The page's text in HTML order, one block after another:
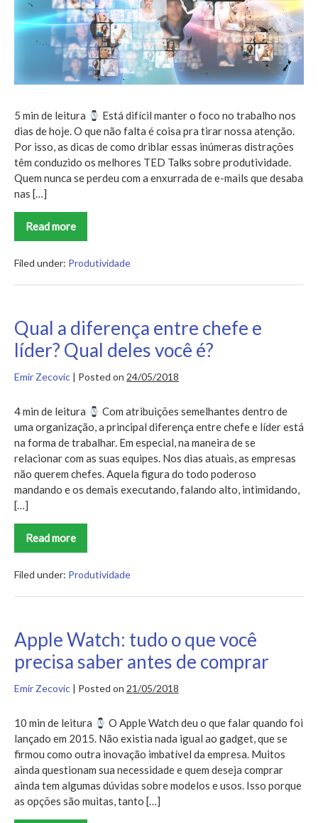
sobre
produtividade
5 min de leitura
Está difícil manter o foco no trabalho nos
dias de hoje. O que não falta é coisa pra tirar nossa atenção.
Por isso, as dicas de como driblar essas inúmeras distrações
têm conduzido os melhores TED Talks sobre produtividade.
Quem nunca se perdeu com a enxurrada de e-mails que desaba
nas […]
Read more
Descubra
os
TED
sobre
Filed under: Produtividade
Qual a diferença entre chefe e
líder? Qual deles você é?
Emir Zecovic | Posted on 24/05/2018
4 min de leitura
Com atribuições semelhantes dentro de
uma organização, a principal diferença entre chefe e líder está
na forma de trabalhar. Em especial, na maneira de se
relacionar com as suas equipes. Nos dias atuais, as empresas
não querem chefes. Aquela figura do todo poderoso
mandando e os demais executando, falando alto, intimidando,
[…]
Read more
Qual
a
entre
e
você
é?
Filed under: Produtividade
Apple Watch: tudo o que você
precisa saber antes de comprar
Emir Zecovic | Posted on 21/05/2018
10 min de leitura
O Apple Watch deu o que falar quando foi
lançado em 2015. Não existia nada igual ao gadget, que se
firmou como outra inovação imbatível da empresa. Muitos
ainda questionam sua necessidade e quem deseja comprar
ainda tem algumas dúvidas sobre modelos e usos. Isso porque
as opções são muitas, tanto […]